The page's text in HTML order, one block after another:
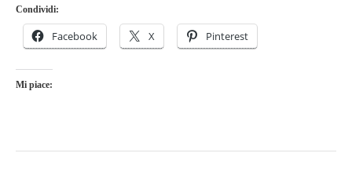
Condividi:
Facebook X Pinterest
Mi piace: